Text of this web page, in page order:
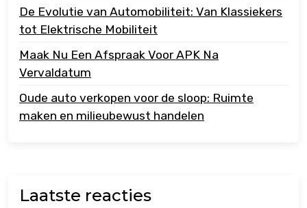
De Evolutie van Automobiliteit: Van Klassiekers
tot Elektrische Mobiliteit
Maak Nu Een Afspraak Voor APK Na
Vervaldatum
Oude auto verkopen voor de sloop: Ruimte
maken en milieubewust handelen
Laatste reacties